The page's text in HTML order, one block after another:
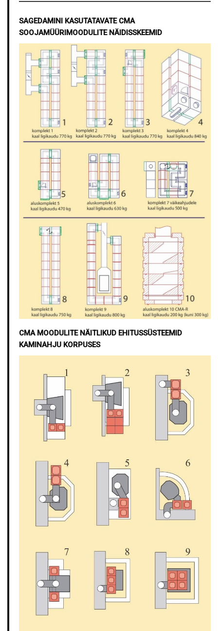
SAGEDAMINI KASUTATAVATE CMA
SOOJAMÜÜRIMOODULITE NÄIDISSKEEMID
CMA MOODULITE NÄITLIKUD EHITUSSÜSTEEMID
KAMINAHJU KORPUSES